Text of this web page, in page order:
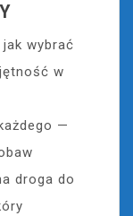
wybrać
w
—
droga do